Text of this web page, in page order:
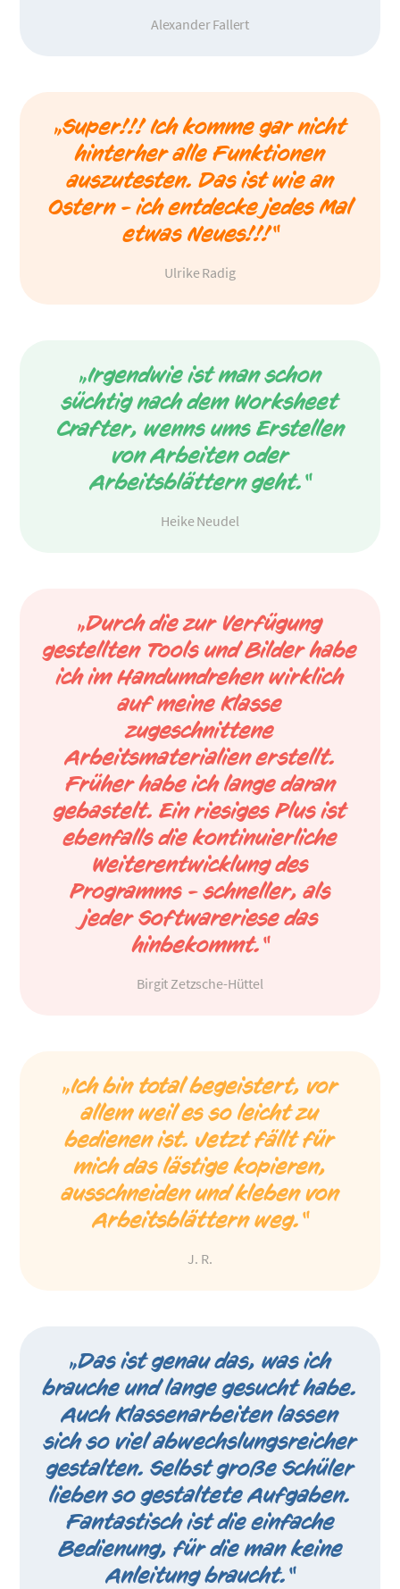
Alexander Fallert
„Super!!! Ich komme gar nicht
hinterher alle Funktionen
auszutesten. Das ist wie an
Ostern - ich entdecke jedes Mal
etwas Neues!!!“
Ulrike Radig
„Irgendwie ist man schon
süchtig nach dem Worksheet
Crafter, wenns ums Erstellen
von Arbeiten oder
Arbeitsblättern geht.“
Heike Neudel
„Durch die zur Verfügung
gestellten Tools und Bilder habe
ich im Handumdrehen wirklich
auf meine Klasse
zugeschnittene
Arbeitsmaterialien erstellt.
Früher habe ich lange daran
gebastelt. Ein riesiges Plus ist
ebenfalls die kontinuierliche
Weiterentwicklung des
Programms - schneller, als
jeder Softwareriese das
hinbekommt.“
Birgit Zetzsche-Hüttel
„Ich bin total begeistert, vor
allem weil es so leicht zu
bedienen ist. Jetzt fällt für
mich das lästige kopieren,
ausschneiden und kleben von
Arbeitsblättern weg.“
J. R.
„Das ist genau das, was ich
brauche und lange gesucht habe.
Auch Klassenarbeiten lassen
sich so viel abwechslungsreicher
gestalten. Selbst große Schüler
lieben so gestaltete Aufgaben.
Fantastisch ist die einfache
Bedienung, für die man keine
Anleitung braucht.“